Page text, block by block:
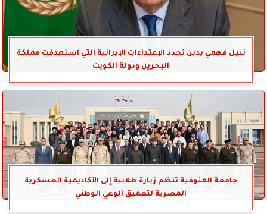
نبيل فهمي يدين تجدد الإعتداءات الإيرانية التي استهدفت مملكة
البحرين ودولة الكويت
جامعة المنوفية تنظم زيارة طلابية إلى الأكاديمية العسكرية
المصرية لتعميق الوعي الوطني